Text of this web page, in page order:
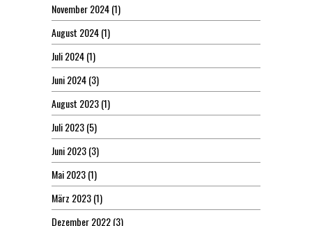
November 2024(1)
August 2024(1)
Juli 2024(1)
Juni 2024(3)
August 2023(1)
Juli 2023(5)
Juni 2023(3)
Mai 2023(1)
März 2023(1)
Dezember 2022(3)